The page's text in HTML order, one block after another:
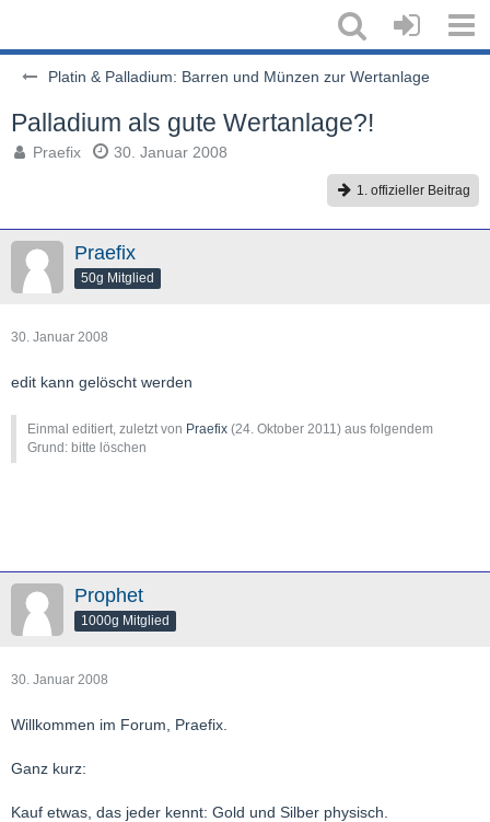
Platin & Palladium: Barren und Münzen zur Wertanlage
Palladium als gute Wertanlage?!
Praefix 30. Januar 2008
1. offizieller Beitrag
Praefix
50g Mitglied
30. Januar 2008
edit kann gelöscht werden
Einmal editiert, zuletzt von Praefix (24. Oktober 2011) aus folgendem
Grund: bitte löschen
Prophet
1000g Mitglied
30. Januar 2008
Willkommen im Forum, Praefix.
Ganz kurz:
Kauf etwas, das jeder kennt: Gold und Silber physisch.